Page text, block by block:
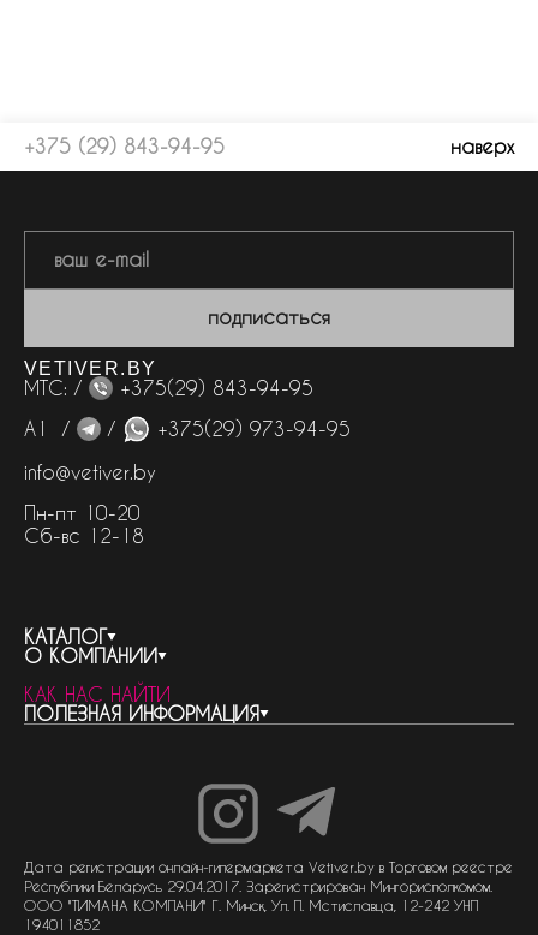
+375 (29) 843-94-95 наверх
подписаться
VETIVER.BY
МТС: /
+375(29) 843-94-95
А1 /
/
+375(29) 973-94-95
info@vetiver.by
Пн-пт 10-20
Сб-вс 12-18
КАТАЛОГ
весь каталог
бренды
женская парфюмерия
мужская парфюмерия
унисекс парфюмерия
О КОМПАНИИ
контакты
о компании
доставка и оплата
КАК НАС НАЙТИ
ПОЛЕЗНАЯ ИНФОРМАЦИЯ
как совершить покупку
политика обработки персональных данных
политика обработки файлов cookie
Дата регистрации онлайн-гипермаркета Vetiver.by в Торговом реестре
Республики Беларусь 29.04.2017. Зарегистрирован Мингорисполкомом.
ООО "ТИМАНА КОМПАНИ" Г. Минск, Ул. П. Мстиславца, 12-242 УНП
194011852